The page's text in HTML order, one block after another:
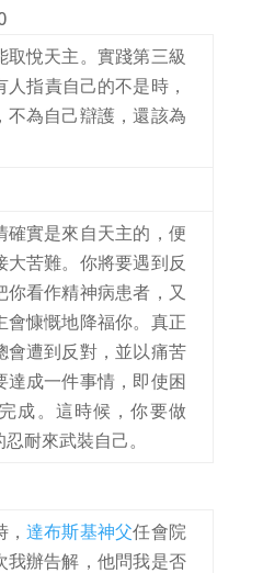
悅天主。實踐第三級
人指責自己的不是時，
不為自己辯護，還該為
確實是來自天主的，便
苦難。你將要遇到反
看作精神病患者，又
會慷慨地降福你。真正
會遭到反對，並以痛苦
達成一件事情，即使困
成。這時候，你要做
耐來武裝自己。
，達布斯基神父任會院
我辦告解，他問我是否